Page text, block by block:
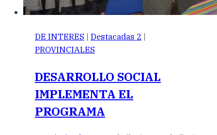
DE INTERES | Destacadas 2 |
PROVINCIALES
DESARROLLO SOCIAL
IMPLEMENTA EL
PROGRAMA